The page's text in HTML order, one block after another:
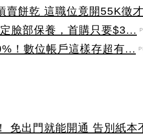
賣餅乾 這職位竟開55K徵才
臉部保養，首購只要$3...
！數位帳戶這樣存超有...
免出門就能開通 告別紙本